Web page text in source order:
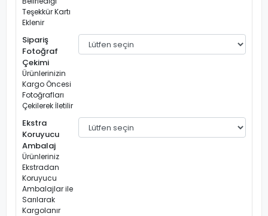
Teşekkür Kartı
Eklenir
Sipariş
Fotoğraf
Çekimi
Ürünlerinizin
Kargo Öncesi
Fotoğrafları
Çekilerek İletilir
Ekstra
Koruyucu
Ambalaj
Ürünleriniz
Ekstradan
Koruyucu
Ambalajlar ile
Sarılarak
Kargolanır